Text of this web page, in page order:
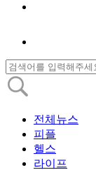
전체뉴스
피플
헬스
라이프